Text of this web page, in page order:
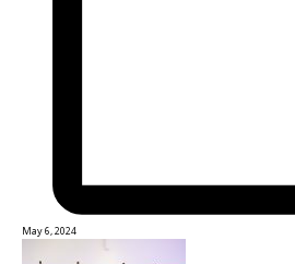
May 6, 2024